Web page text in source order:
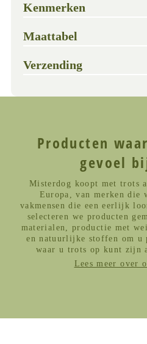
Kenmerken
Maattabel
Verzending
Producten
gevoel
Misterdog koopt met trots
Europa, van merken die
vakmensen die een eerlijk
selecteren we producten
materialen, productie met
en natuurlijke stoffen om u
waar u trots op kunt zijn
Lees meer over